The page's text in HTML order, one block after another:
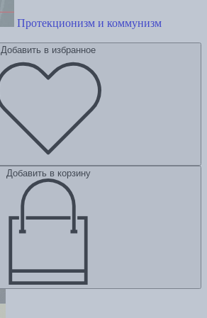
Протекционизм и коммунизм
Добавить в избранное
Добавить в корзину